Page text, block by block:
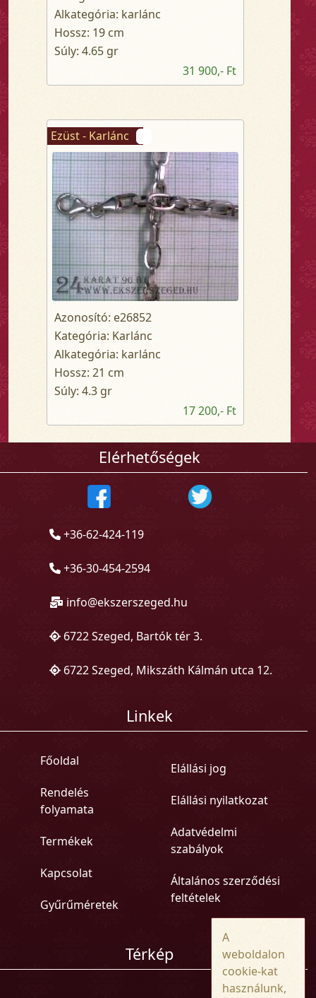
Alkategória: karlánc
Hossz: 19 cm
Súly: 4.65 gr
31 900,- Ft
Ezüst - Karlánc
Azonosító: e26852
Kategória: Karlánc
Alkategória: karlánc
Hossz: 21 cm
Súly: 4.3 gr
17 200,- Ft
Elérhetőségek
+36-62-424-119
+36-30-454-2594
info@ekszerszeged.hu
6722 Szeged, Bartók tér 3.
6722 Szeged, Mikszáth Kálmán utca 12.
Linkek
Főoldal
Rendelés
folyamata
Termékek
Kapcsolat
Gyűrűméretek
Elállási jog
Elállási nyilatkozat
Adatvédelmi
szabályok
Általános szerződési
feltételek
Térkép
A
weboldalon
cookie-kat
használunk,